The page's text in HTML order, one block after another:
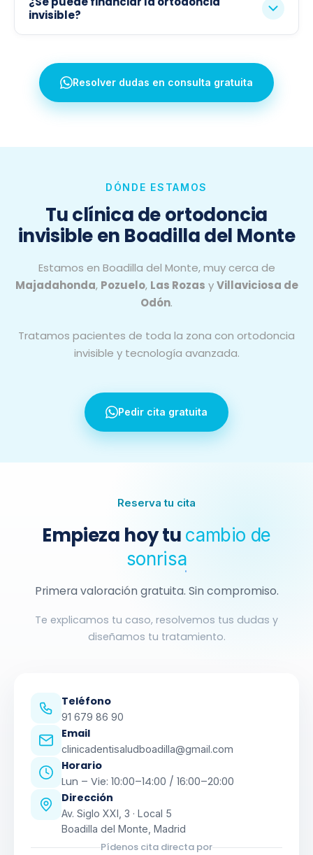
invisible?
Resolver dudas en consulta gratuita
DÓNDE ESTAMOS
Tu clínica de ortodoncia
invisible en Boadilla del Monte
Estamos en Boadilla del Monte, muy cerca de
Majadahonda, Pozuelo, Las Rozas yVillaviciosa de
Odón.
Tratamos pacientes de toda la zona con ortodoncia
invisible y tecnología avanzada.
Pedir cita gratuita
Reserva tu cita
Empieza hoy tu cambio de
sonrisa
Primera valoración gratuita. Sin compromiso.
Te explicamos tu caso, resolvemos tus dudas y
diseñamos tu tratamiento.
Teléfono
91 679 86 90
Email
clinicadentisaludboadilla@gmail.com
Horario
Lun – Vie: 10:00–14:00 / 16:00–20:00
Dirección
Av. Siglo XXI, 3 · Local 5
Boadilla del Monte, Madrid
Pídenos cita directa por